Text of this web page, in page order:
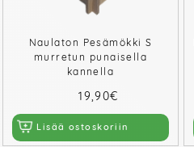
Naulaton Pesämökki S
murretun punaisella
kannella
19,90€
Lisää ostoskoriin